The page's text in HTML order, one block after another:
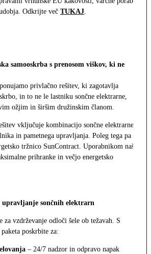
Odkrijte več TUKAJ.
samooskrba s prenosom viškov, ki ne
privlačno rešitev, ki zagotavlja
in to ne le lastniku sončne elektrarne,
ožjim in širšim družinskim članom.
vključuje kombinacijo sončne elektrarne,
in pametnega upravljanja. Poleg tega pa
tržnico SunContract. Uporabnikom naša
prihranke in večjo energetsko
upravljanje sončnih elektrarn
za vzdrževanje odloči šele ob težavah. S
poskrbite za:
– 24/7 nadzor in odpravo napak